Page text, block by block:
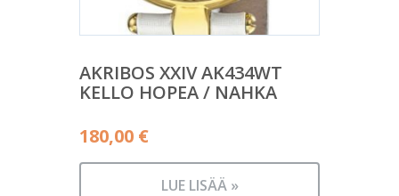
AKRIBOS XXIV AK434WT
KELLO HOPEA / NAHKA
180,00 €
LUE LISÄÄ »